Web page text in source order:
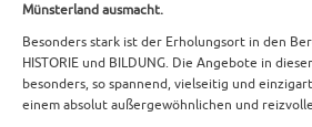
Münsterland ausmacht.
Besonders stark ist der Erholungsort in den
HISTORIE und BILDUNG. Die Angebote in
besonders, so spannend, vielseitig und
einem absolut außergewöhnlichen und